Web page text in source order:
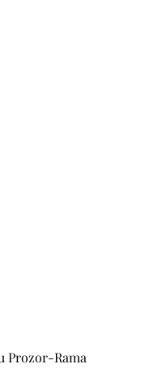
Prozor-Rama